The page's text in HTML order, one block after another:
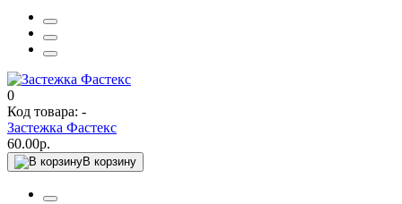
0
Код товара: -
Застежка Фастекс
60.00р.
В корзину